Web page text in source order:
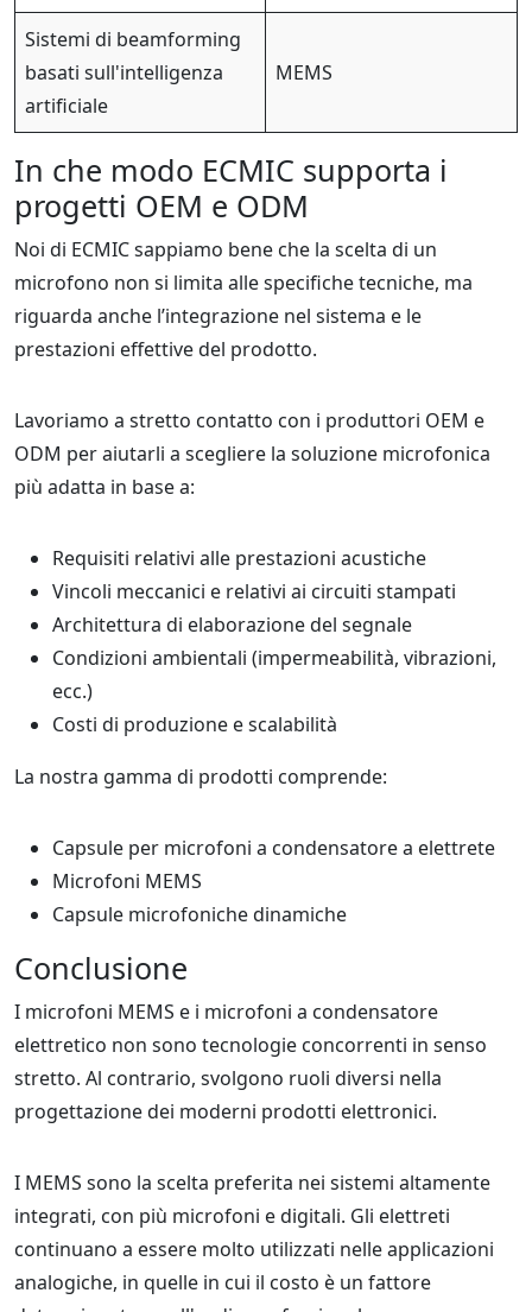
Sistemi di beamforming
basati sull'intelligenza
artificiale
MEMS
In che modo ECMIC supporta i
progetti OEM e ODM
Noi di ECMIC sappiamo bene che la scelta di un
microfono non si limita alle specifiche tecniche, ma
riguarda anche l’integrazione nel sistema e le
prestazioni effettive del prodotto.
Lavoriamo a stretto contatto con i produttori OEM e
ODM per aiutarli a scegliere la soluzione microfonica
più adatta in base a:
Requisiti relativi alle prestazioni acustiche
Vincoli meccanici e relativi ai circuiti stampati
Architettura di elaborazione del segnale
Condizioni ambientali (impermeabilità, vibrazioni,
ecc.)
Costi di produzione e scalabilità
La nostra gamma di prodotti comprende:
Capsule per microfoni a condensatore a elettrete
Microfoni MEMS
Capsule microfoniche dinamiche
Conclusione
I microfoni MEMS e i microfoni a condensatore
elettretico non sono tecnologie concorrenti in senso
stretto. Al contrario, svolgono ruoli diversi nella
progettazione dei moderni prodotti elettronici.
I MEMS sono la scelta preferita nei sistemi altamente
integrati, con più microfoni e digitali. Gli elettreti
continuano a essere molto utilizzati nelle applicazioni
analogiche, in quelle in cui il costo è un fattore